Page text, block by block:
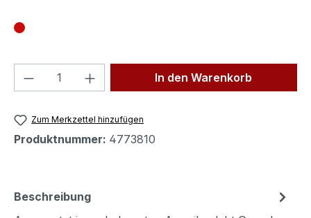
Produkt Anzahl: Gib denIn den Warenkorb
Zum Merkzettel hinzufügen
Produktnummer: 4773810
Beschreibung